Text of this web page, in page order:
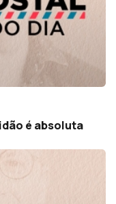
é absoluta